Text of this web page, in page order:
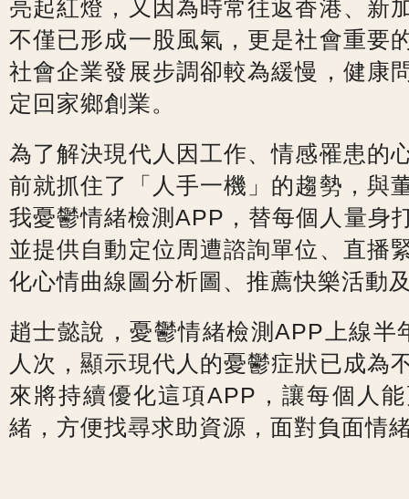
亮起紅燈，又因為時常往返香港、新
不僅已形成一股風氣，更是社會重要
社會企業發展步調卻較為緩慢，健康
定回家鄉創業。
為了解決現代人因工作、情感罹患的
前就抓住了「人手一機」的趨勢，與
我憂鬱情緒檢測APP，替每個人量身
並提供自動定位周遭諮詢單位、直播
化心情曲線圖分析圖、推薦快樂活動
趙士懿說，憂鬱情緒檢測APP上線半
人次，顯示現代人的憂鬱症狀已成為
來將持續優化這項APP，讓每個人
緒，方便找尋求助資源，面對負面情